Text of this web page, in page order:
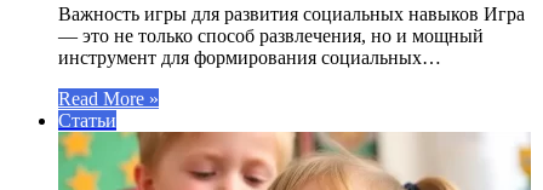
Важность игры для развития социальных навыков Игра
— это не только способ развлечения, но и мощный
инструмент для формирования социальных…
Read More »
Статьи